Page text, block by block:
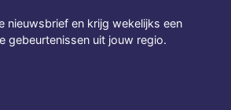
nieuwsbrief en krijg wekelijks een
gebeurtenissen uit jouw regio.